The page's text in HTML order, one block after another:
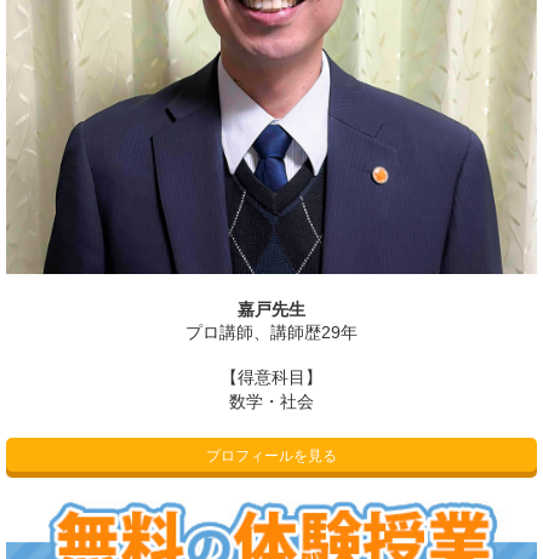
嘉戸先生
プロ講師、講師歴29年
【得意科目】
数学・社会
プロフィールを見る